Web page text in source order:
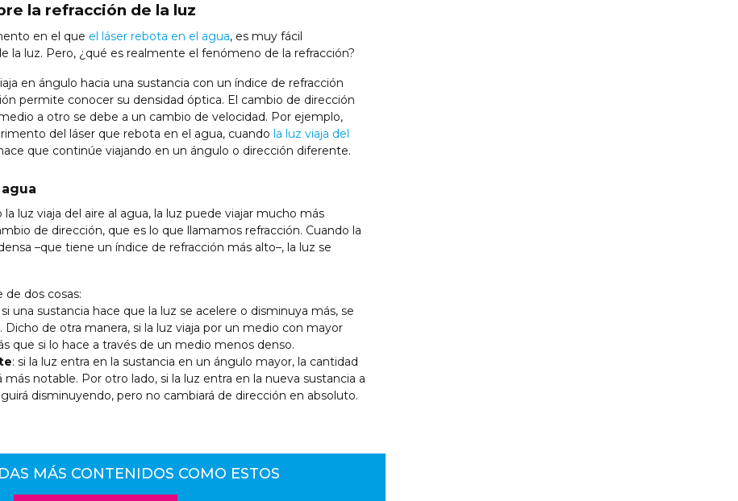
la refracción de la luz
en el que el láser rebota en el agua, es muy fácil
la luz. Pero, ¿qué es realmente el fenómeno de la refracción?
en ángulo hacia una sustancia con un índice de refracción
permite conocer su densidad óptica. El cambio de dirección
a otro se debe a un cambio de velocidad. Por ejemplo,
del láser que rebota en el agua, cuando la luz viaja del
que continúe viajando en un ángulo o dirección diferente.
la luz viaja del aire al agua, la luz puede viajar mucho más
de dirección, que es lo que llamamos refracción. Cuando la
–que tiene un índice de refracción más alto–, la luz se
de dos cosas:
si una sustancia hace que la luz se acelere o disminuya más, se
Dicho de otra manera, si la luz viaja por un medio con mayor
que si lo hace a través de un medio menos denso.
: si la luz entra en la sustancia en un ángulo mayor, la cantidad
notable. Por otro lado, si la luz entra en la nueva sustancia a
disminuyendo, pero no cambiará de dirección en absoluto.
MÁS CONTENIDOS COMO ESTOS